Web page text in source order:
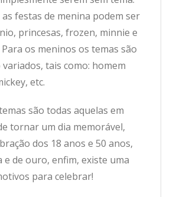
festas de menina podem ser
princesas, frozen, minnie e
os meninos os temas são
tais como: homem
etc.
são todas aquelas em
tornar um dia memorável,
dos 18 anos e 50 anos,
e de ouro, enfim, existe uma
para celebrar!